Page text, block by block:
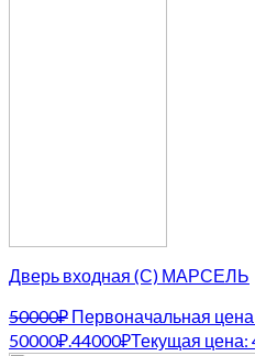
Дверь входная (С) МАРСЕЛЬ
50000₽ Первоначальная
50000₽.44000₽Текущая цена: